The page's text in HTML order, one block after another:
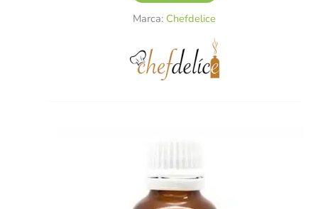
Marca: Chefdelice